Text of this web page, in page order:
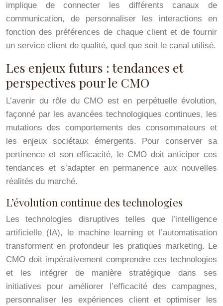
implique de connecter les différents canaux de
communication, de personnaliser les interactions en
fonction des préférences de chaque client et de fournir
un service client de qualité, quel que soit le canal utilisé.
Les enjeux futurs : tendances et
perspectives pour le CMO
L’avenir du rôle du CMO est en perpétuelle évolution,
façonné par les avancées technologiques continues, les
mutations des comportements des consommateurs et
les enjeux sociétaux émergents. Pour conserver sa
pertinence et son efficacité, le CMO doit anticiper ces
tendances et s’adapter en permanence aux nouvelles
réalités du marché.
L’évolution continue des technologies
Les technologies disruptives telles que l’intelligence
artificielle (IA), le machine learning et l’automatisation
transforment en profondeur les pratiques marketing. Le
CMO doit impérativement comprendre ces technologies
et les intégrer de manière stratégique dans ses
initiatives pour améliorer l’efficacité des campagnes,
personnaliser les expériences client et optimiser les